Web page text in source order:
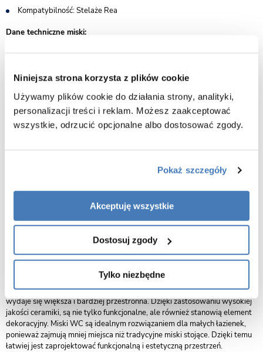
Niniejsza strona korzysta z plików cookie
Używamy plików cookie do działania strony, analityki,
personalizacji treści i reklam. Możesz zaakceptować
wszystkie, odrzucić opcjonalne albo dostosować zgody.
Pokaż szczegóły
Akceptuję wszystkie
Dostosuj zgody
Tylko niezbędne
Kompatybilność: Stelaże Rea
Dane techniczne miski:
Rozmiar: 49x36x37 cm
System spłukiwania: Rimless - bezrantowy
Materiał: ceramika sanitarna
Kolor miski: biały + złoty pasek
Materiał deski: duroplast UF
Rodzaj deski: wolnoopadająca
Rysunek techniczny MIZU-WH-GL-RIM-03
Zalety produktu:
Miski podwieszane charakteryzują się nowoczesnym i
eleganckim wyglądem. Ich minimalistyczny design sprawia, że łazienka
wydaje się większa i bardziej przestronna. Dzięki zastosowaniu wysokiej
jakości ceramiki, są nie tylko funkcjonalne, ale również stanowią element
dekoracyjny. Miski WC są idealnym rozwiązaniem dla małych łazienek,
ponieważ zajmują mniej miejsca niż tradycyjne miski stojące. Dzięki temu
łatwiej jest zaprojektować funkcjonalną i estetyczną przestrzeń.